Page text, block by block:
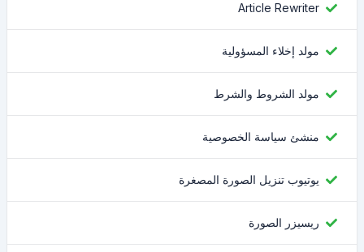
Article Rewriter
مولد إخلاء المسؤولية
مولد الشروط والشرط
منشئ سياسة الخصوصية
يوتيوب تنزيل الصورة المصغرة
ريسيزر الصورة